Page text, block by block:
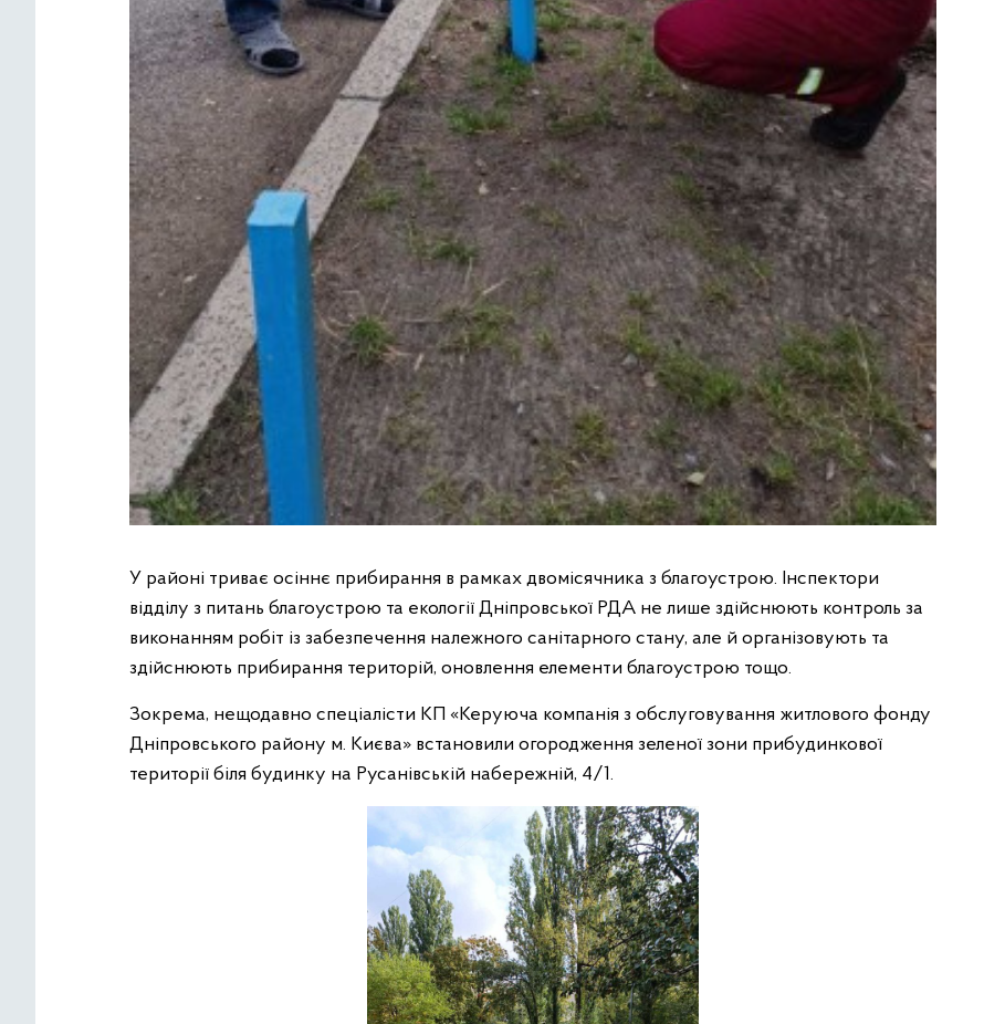
У районі триває осіннє прибирання в рамках двомісячника з благоустрою. Інспектори
відділу з питань благоустрою та екології Дніпровської РДА не лише здійснюють контроль за
виконанням робіт із забезпечення належного санітарного стану, але й організовують та
здійснюють прибирання територій, оновлення елементи благоустрою тощо.
Зокрема, нещодавно спеціалісти КП «Керуюча компанія з обслуговування житлового фонду
Дніпровського району м. Києва» встановили огородження зеленої зони прибудинкової
території біля будинку на Русанівській набережній, 4/1.